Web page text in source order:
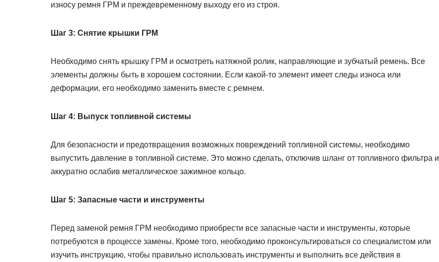
износу ремня ГРМ и преждевременному выходу его из строя.
Шаг 3: Снятие крышки ГРМ
Необходимо снять крышку ГРМ и осмотреть натяжной ролик, направляющие и зубчатый ремень. Все
элементы должны быть в хорошем состоянии. Если какой-то элемент имеет следы износа или
деформации, его необходимо заменить вместе с ремнем.
Шаг 4: Выпуск топливной системы
Для безопасности и предотвращения возможных повреждений топливной системы, необходимо
выпустить давление в топливной системе. Это можно сделать, отключив шланг от топливного фильтра и
аккуратно ослабив металлическое зажимное кольцо.
Шаг 5: Запасные части и инструменты
Перед заменой ремня ГРМ необходимо приобрести все запасные части и инструменты, которые
потребуются в процессе замены. Кроме того, необходимо проконсультироваться со специалистом или
изучить инструкцию, чтобы правильно использовать инструменты и выполнить все действия в